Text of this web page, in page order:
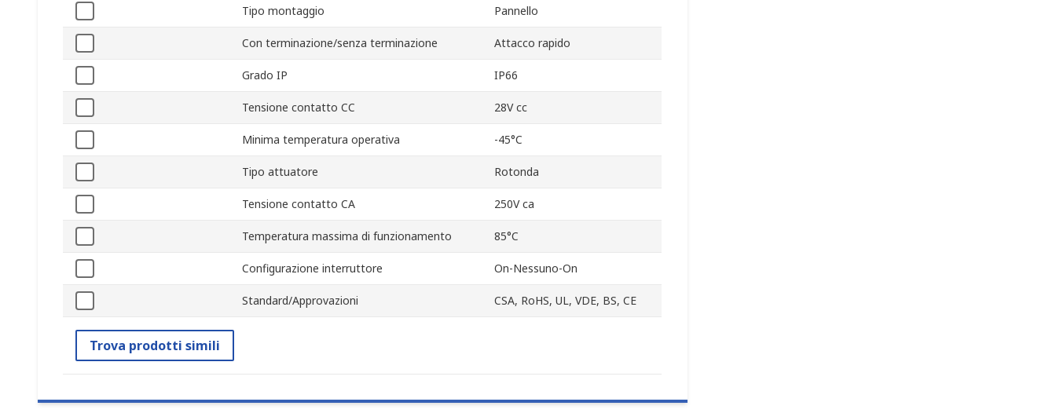
Tipo montaggio Pannello
Con terminazione/senza terminazione Attacco rapido
Grado IP IP66
Tensione contatto CC 28V cc
Minima temperatura operativa -45°C
Tipo attuatore Rotonda
Tensione contatto CA 250V ca
Temperatura massima di funzionamento 85°C
Configurazione interruttore On-Nessuno-On
Standard/Approvazioni CSA, RoHS, UL, VDE, BS, CE
Trova prodotti simili